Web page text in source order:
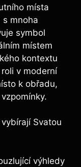
místa
s mnoha
symbol
místem
kontextu
v moderní
k obřadu,
Svatou
výhledy